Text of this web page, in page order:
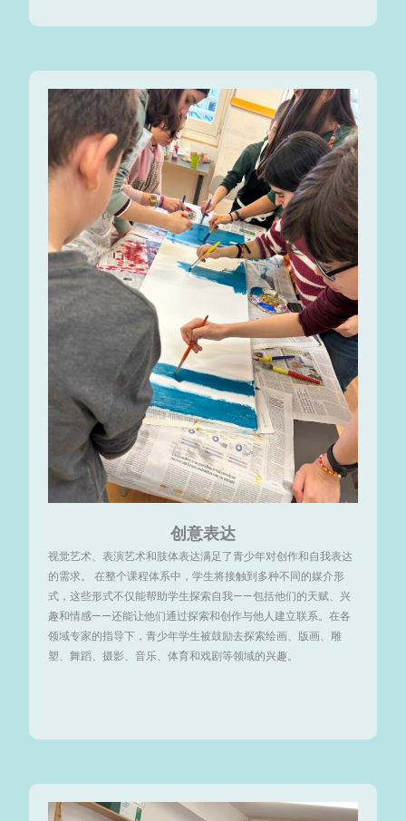
创意表达
视觉艺术、表演艺术和肢体表达满足了青少年对创作和自我表达
的需求。 在整个课程体系中，学生将接触到多种不同的媒介形
式，这些形式不仅能帮助学生探索自我——包括他们的天赋、兴
趣和情感——还能让他们通过探索和创作与他人建立联系。在各
领域专家的指导下，青少年学生被鼓励去探索绘画、版画、雕
塑、舞蹈、摄影、音乐、体育和戏剧等领域的兴趣。